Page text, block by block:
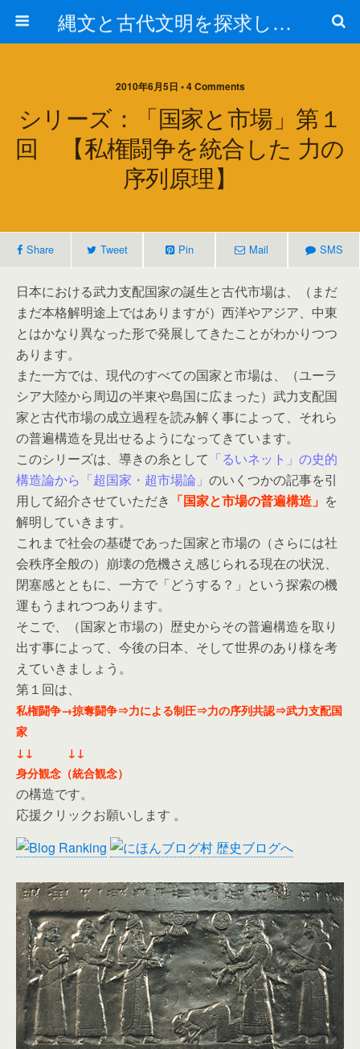
縄文と古代文明を探求しよう！
2010年6月5日 • 4 Comments
シリーズ：「国家と市場」第１
回 【私権闘争を統合した 力の
序列原理】
Share Tweet Pin Mail SMS
日本における武力支配国家の誕生と古代市場は、（まだ
まだ本格解明途上ではありますが）西洋やアジア、中東
とはかなり異なった形で発展してきたことがわかりつつ
あります。
また一方では、現代のすべての国家と市場は、（ユーラ
シア大陸から周辺の半東や島国に広まった）武力支配国
家と古代市場の成立過程を読み解く事によって、それら
の普遍構造を見出せるようになってきています。
このシリーズは、導きの糸として 「るいネット」の史的
構造論から「超国家・超市場論」 のいくつかの記事を引
用して紹介させていただき 「国家と市場の普遍構造」 を
解明していきます。
これまで社会の基礎であった国家と市場の（さらには社
会秩序全般の）崩壊の危機さえ感じられる現在の状況、
閉塞感とともに、一方で「どうする？」という探索の機
運もうまれつつあります。
そこで、（国家と市場の）歴史からその普遍構造を取り
出す事によって、今後の日本、そして世界のあり様を考
えていきましょう。
第１回は、
私権闘争→掠奪闘争⇒力による制圧⇒力の序列共認⇒武力支配国
家
↓↓ ↓↓
身分観念（統合観念）
の構造です。
応援クリックお願いします 。